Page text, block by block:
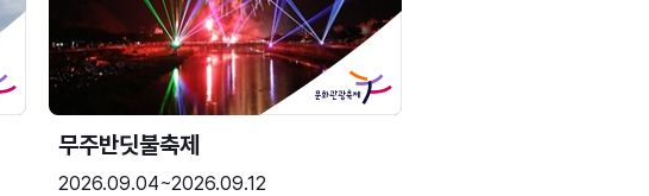
무주반딧불축제
2026.09.04~2026.09.12